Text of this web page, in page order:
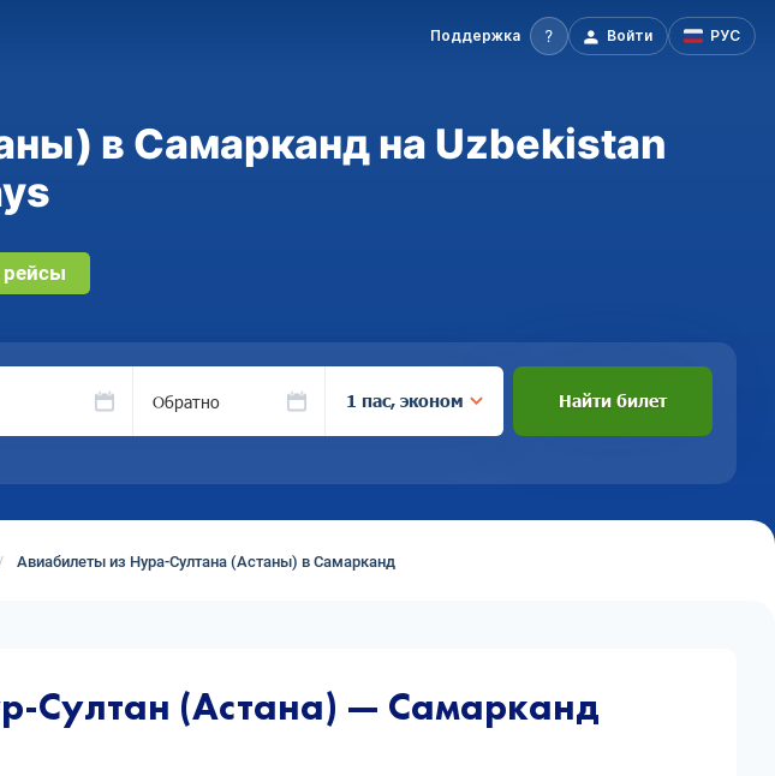
Поддержка Войти РУС
в Самарканд на Uzbekistan
Обратно 1 пас, эконом Найти билет
Авиабилеты из Нура-Султана (Астаны) в Самарканд
Султан (Астана) — Самарканд